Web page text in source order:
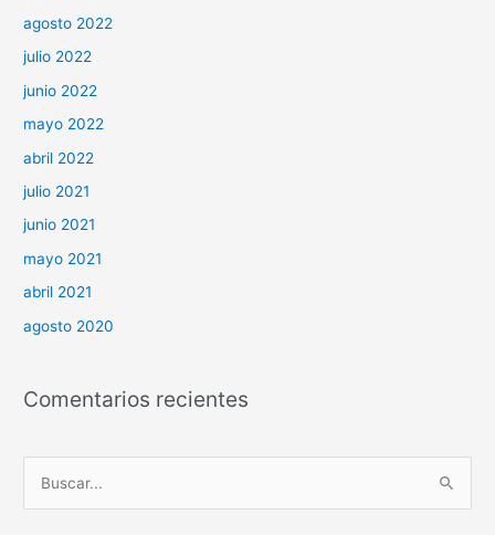
agosto 2022
julio 2022
junio 2022
mayo 2022
abril 2022
julio 2021
junio 2021
mayo 2021
abril 2021
agosto 2020
Comentarios recientes